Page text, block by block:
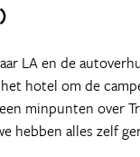
LA en de
hotel om de
minpunten over
hebben alles zelf